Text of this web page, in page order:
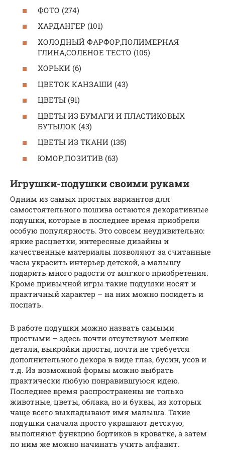
ФОТО (274)
ХАРДАНГЕР (101)
ХОЛОДНЫЙ ФАРФОР,ПОЛИМЕРНАЯ
ГЛИНА,СОЛЕНОЕ ТЕСТО (105)
ХОРЬКИ (6)
ЦВЕТОК КАНЗАШИ (43)
ЦВЕТЫ (91)
ЦВЕТЫ ИЗ БУМАГИ И ПЛАСТИКОВЫХ
БУТЫЛОК (43)
ЦВЕТЫ ИЗ ТКАНИ (135)
ЮМОР,ПОЗИТИВ (63)
Игрушки-подушки своими руками
Одним из самых простых вариантов для
самостоятельного пошива остаются декоративные
подушки, которые в последнее время приобрели
особую популярность. Это совсем неудивительно:
яркие расцветки, интересные дизайны и
качественные материалы позволяют за считанные
часы украсить интерьер детской, а малышу
подарить много радости от мягкого приобретения.
Кроме привычной игры такие подушки носят и
практичный характер – на них можно посидеть и
поспать.
В работе подушки можно назвать самыми
простыми – здесь почти отсутствуют мелкие
детали, выкройки просты, почти не требуется
дополнительного декора в виде глаз, бусин, усов и
т.д. Из возможной формы можно выбрать
практически любую понравившуюся идею.
Последнее время распространены не только
животные, цветы, облака, но и буквы, из которых
чаще всего выкладывают имя малыша. Такие
подушки сначала просто украшают детскую,
выполняют функцию бортиков в кроватке, а затем
по ним же можно начинать учить алфавит.